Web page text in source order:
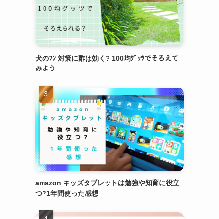
犬のﾌﾝ 対策に酢は効く? 100均ｸﾞｯﾂでそろえて
みよう
amazon キッズタブレットは勉強や知育に役立
つ?1年間使った感想